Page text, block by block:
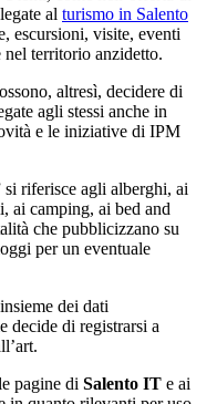
al turismo in Salento
escursioni, visite, eventi
territorio anzidetto.
altresì, decidere di
agli stessi anche in
e le iniziative di IPM
riferisce agli alberghi, ai
ai camping, ai bed and
che pubblicizzano su
per un eventuale
dei dati
decide di registrarsi a
pagine di Salento IT e ai